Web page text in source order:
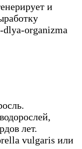
и
лет.
vulgaris или